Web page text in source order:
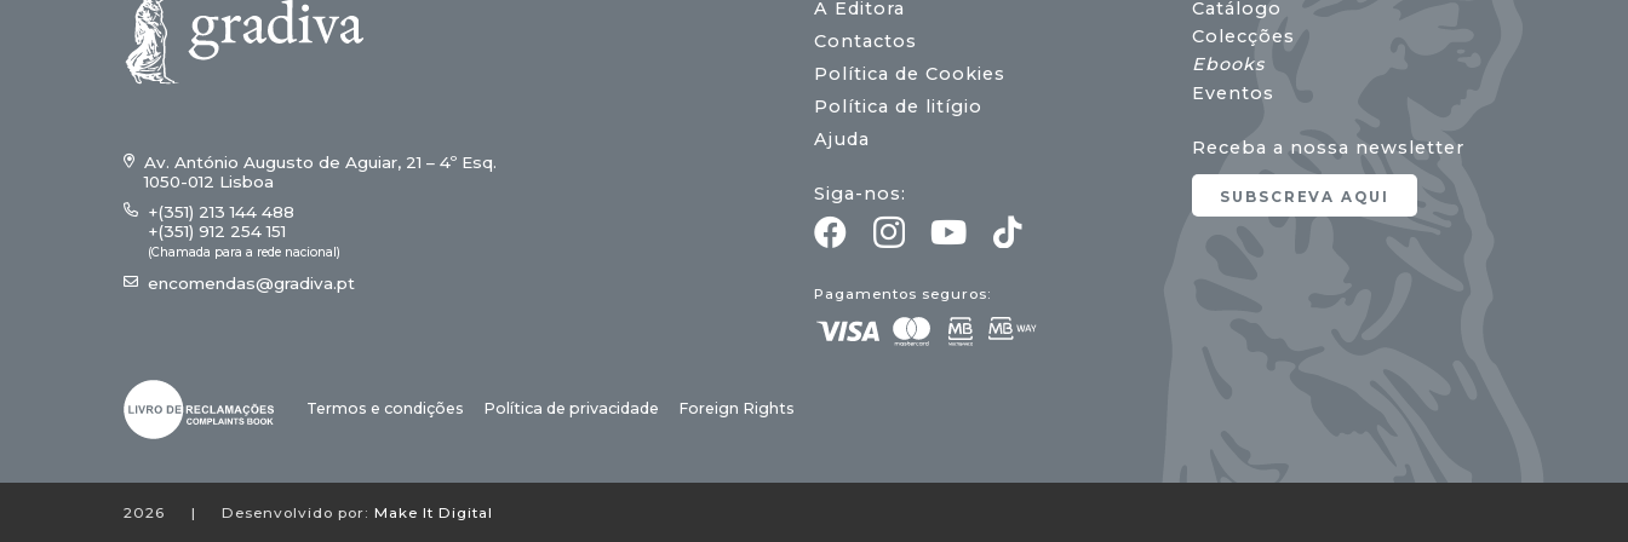
Av. António Augusto de Aguiar, 21 – 4º Esq.
1050-012 Lisboa
+(351) 213 144 488
+(351) 912 254 151
(Chamada para a rede nacional)
encomendas@gradiva.pt
A Editora
Contactos
Política de Cookies
Política de litígio
Ajuda
Siga-nos:
Pagamentos seguros:
Catálogo
Colecções
Ebooks
Eventos
Receba a nossa newsletter
SUBSCREVA AQUI
Termos e condições Política de privacidade Foreign Rights
2026 | Desenvolvido por:Make It Digital